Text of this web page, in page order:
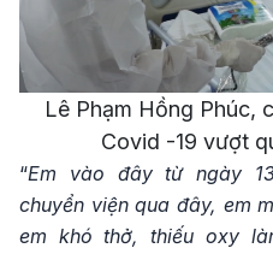
Lê Phạm Hồng Phúc,
Covid -19 vượt
“Em vào đây từ ngày
chuyển viện qua đây, em
em khó thở, thiếu oxy